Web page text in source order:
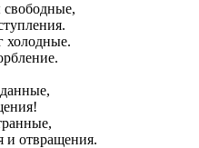
свободные,
холодные.
и отвращения.